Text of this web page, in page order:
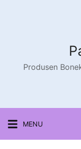
Produsen
MENU